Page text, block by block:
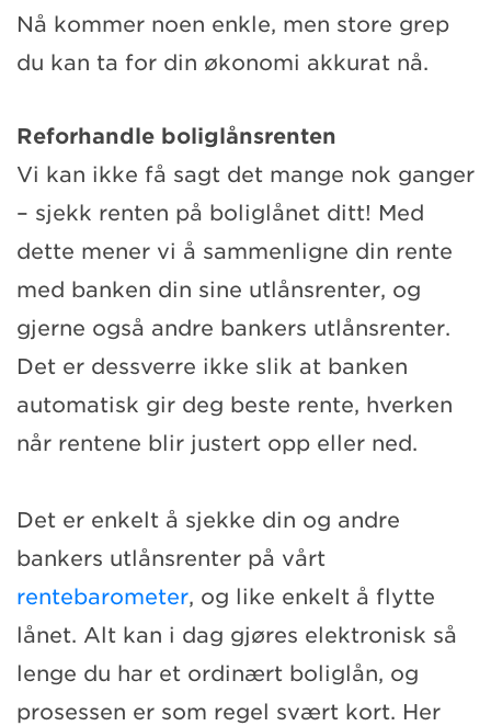
Nå kommer noen enkle, men store grep
du kan ta for din økonomi akkurat nå.
Reforhandle boliglånsrenten
Vi kan ikke få sagt det mange nok ganger
– sjekk renten på boliglånet ditt! Med
dette mener vi å sammenligne din rente
med banken din sine utlånsrenter, og
gjerne også andre bankers utlånsrenter.
Det er dessverre ikke slik at banken
automatisk gir deg beste rente, hverken
når rentene blir justert opp eller ned.
Det er enkelt å sjekke din og andre
bankers utlånsrenter på vårt
rentebarometer, og like enkelt å flytte
lånet. Alt kan i dag gjøres elektronisk så
lenge du har et ordinært boliglån, og
prosessen er som regel svært kort. Her